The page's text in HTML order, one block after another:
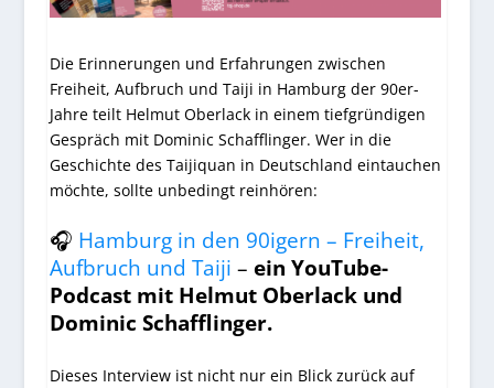
Die Erinnerungen und Erfahrungen zwischen
Freiheit, Aufbruch und Taiji in Hamburg der 90er-
Jahre teilt Helmut Oberlack in einem tiefgründigen
Gespräch mit Dominic Schafflinger. Wer in die
Geschichte des Taijiquan in Deutschland eintauchen
möchte, sollte unbedingt reinhören:
🎧 Hamburg in den 90igern – Freiheit,
Aufbruch und Taiji– ein YouTube-
Podcast mit Helmut Oberlack und
Dominic Schafflinger.
Dieses Interview ist nicht nur ein Blick zurück auf